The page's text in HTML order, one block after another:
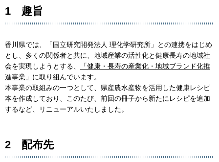
1 趣旨
香川県では、「国立研究開発法人 理化学研究所」との連携をはじめ
とし、多くの関係者と共に、地域産業の活性化と健康長寿の地域社
会を実現しようとする、
「健康・長寿の産業化・地域ブランド化推
進事業」 に取り組んでいます。
本事業の取組みの一つとして、県産農水産物を活用した健康レシピ
本を作成しており、このたび、前回の冊子から新たにレシピを追加
するなど、リニューアルいたしました。
2 配布先